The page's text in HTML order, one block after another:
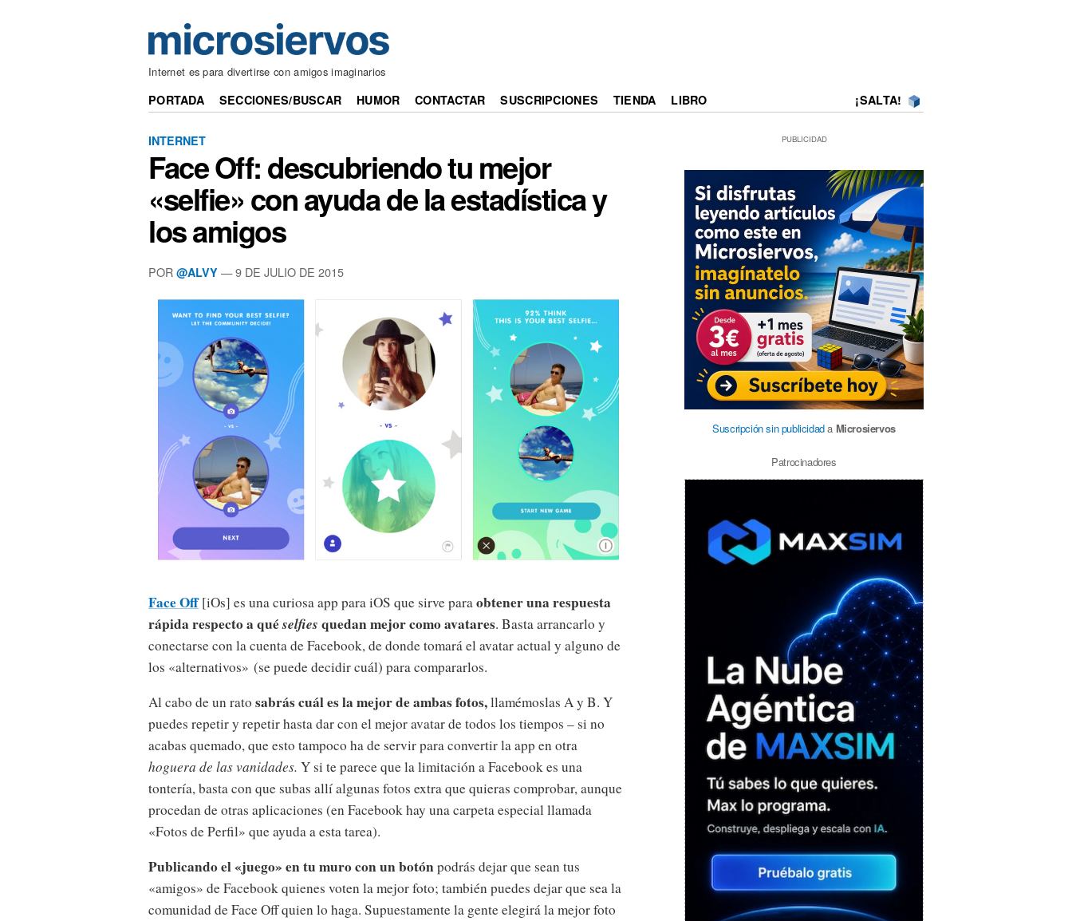
Internet es para divertirse con amigos imaginarios
PORTADA SECCIONES/BUSCAR HUMOR CONTACTAR SUSCRIPCIONES TIENDA LIBRO ¡SALTA!
INTERNET
Face Off: descubriendo tu mejor
«selfie» con ayuda de la estadística y
los amigos
POR @ALVY — 9 DE JULIO DE 2015
Face Off[iOs] es una curiosa app para iOS que sirve paraobtener una respuesta
rápida respecto a quéselfies quedan mejor como avatares. Basta arrancarlo y
conectarse con la cuenta de Facebook, de donde tomará el avatar actual y alguno de
los «alternativos» (se puede decidir cuál) para compararlos.
Al cabo de un rato sabrás cuál es la mejor de ambas fotos,llamémoslas A y B. Y
puedes repetir y repetir hasta dar con el mejor avatar de todos los tiempos – si no
acabas quemado, que esto tampoco ha de servir para convertir la app en otra
hoguera de las vanidades. Y si te parece que la limitación a Facebook es una
tontería, basta con que subas allí algunas fotos extra que quieras comprobar, aunque
procedan de otras aplicaciones (en Facebook hay una carpeta especial llamada
«Fotos de Perfil» que ayuda a esta tarea).
Publicando el «juego» en tu muro con un botónpodrás dejar que sean tus
«amigos» de Facebook quienes voten la mejor foto; también puedes dejar que sea la
comunidad de Face Off quien lo haga. Supuestamente la gente elegirá la mejor foto
PUBLICIDAD
Suscripción sin publicidada Microsiervos
Patrocinadores